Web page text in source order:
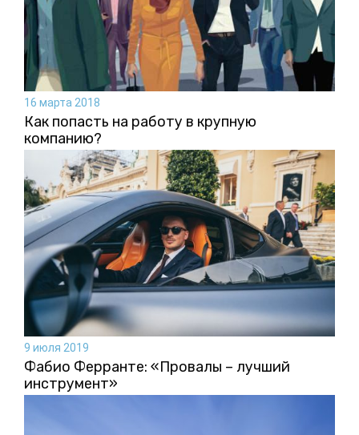
16 марта 2018
Как попасть на работу в крупную
компанию?
9 июля 2019
Фабио Ферранте: «Провалы – лучший
инструмент»